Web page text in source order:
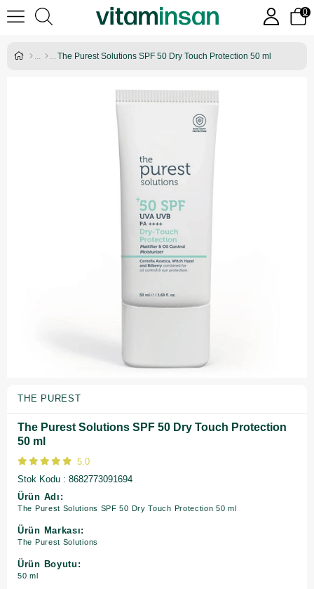
0
The Purest Solutions SPF 50 Dry Touch Protection 50 ml
THE PUREST
The Purest Solutions SPF 50 Dry Touch Protection
50 ml
5.0
Stok Kodu
8682773091694
Ürün Adı:
The Purest Solutions SPF 50 Dry Touch Protection 50 ml
Ürün Markası:
The Purest Solutions
Ürün Boyutu:
50 ml